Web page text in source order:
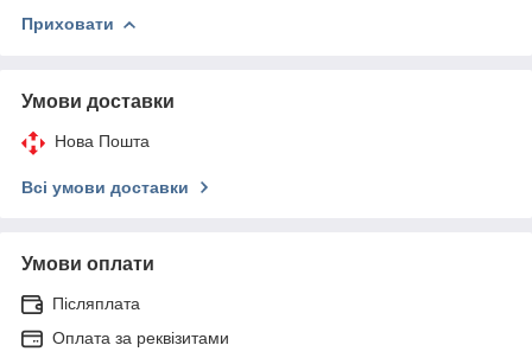
Приховати
Умови доставки
Нова Пошта
Всі умови доставки
Умови оплати
Післяплата
Оплата за реквізитами